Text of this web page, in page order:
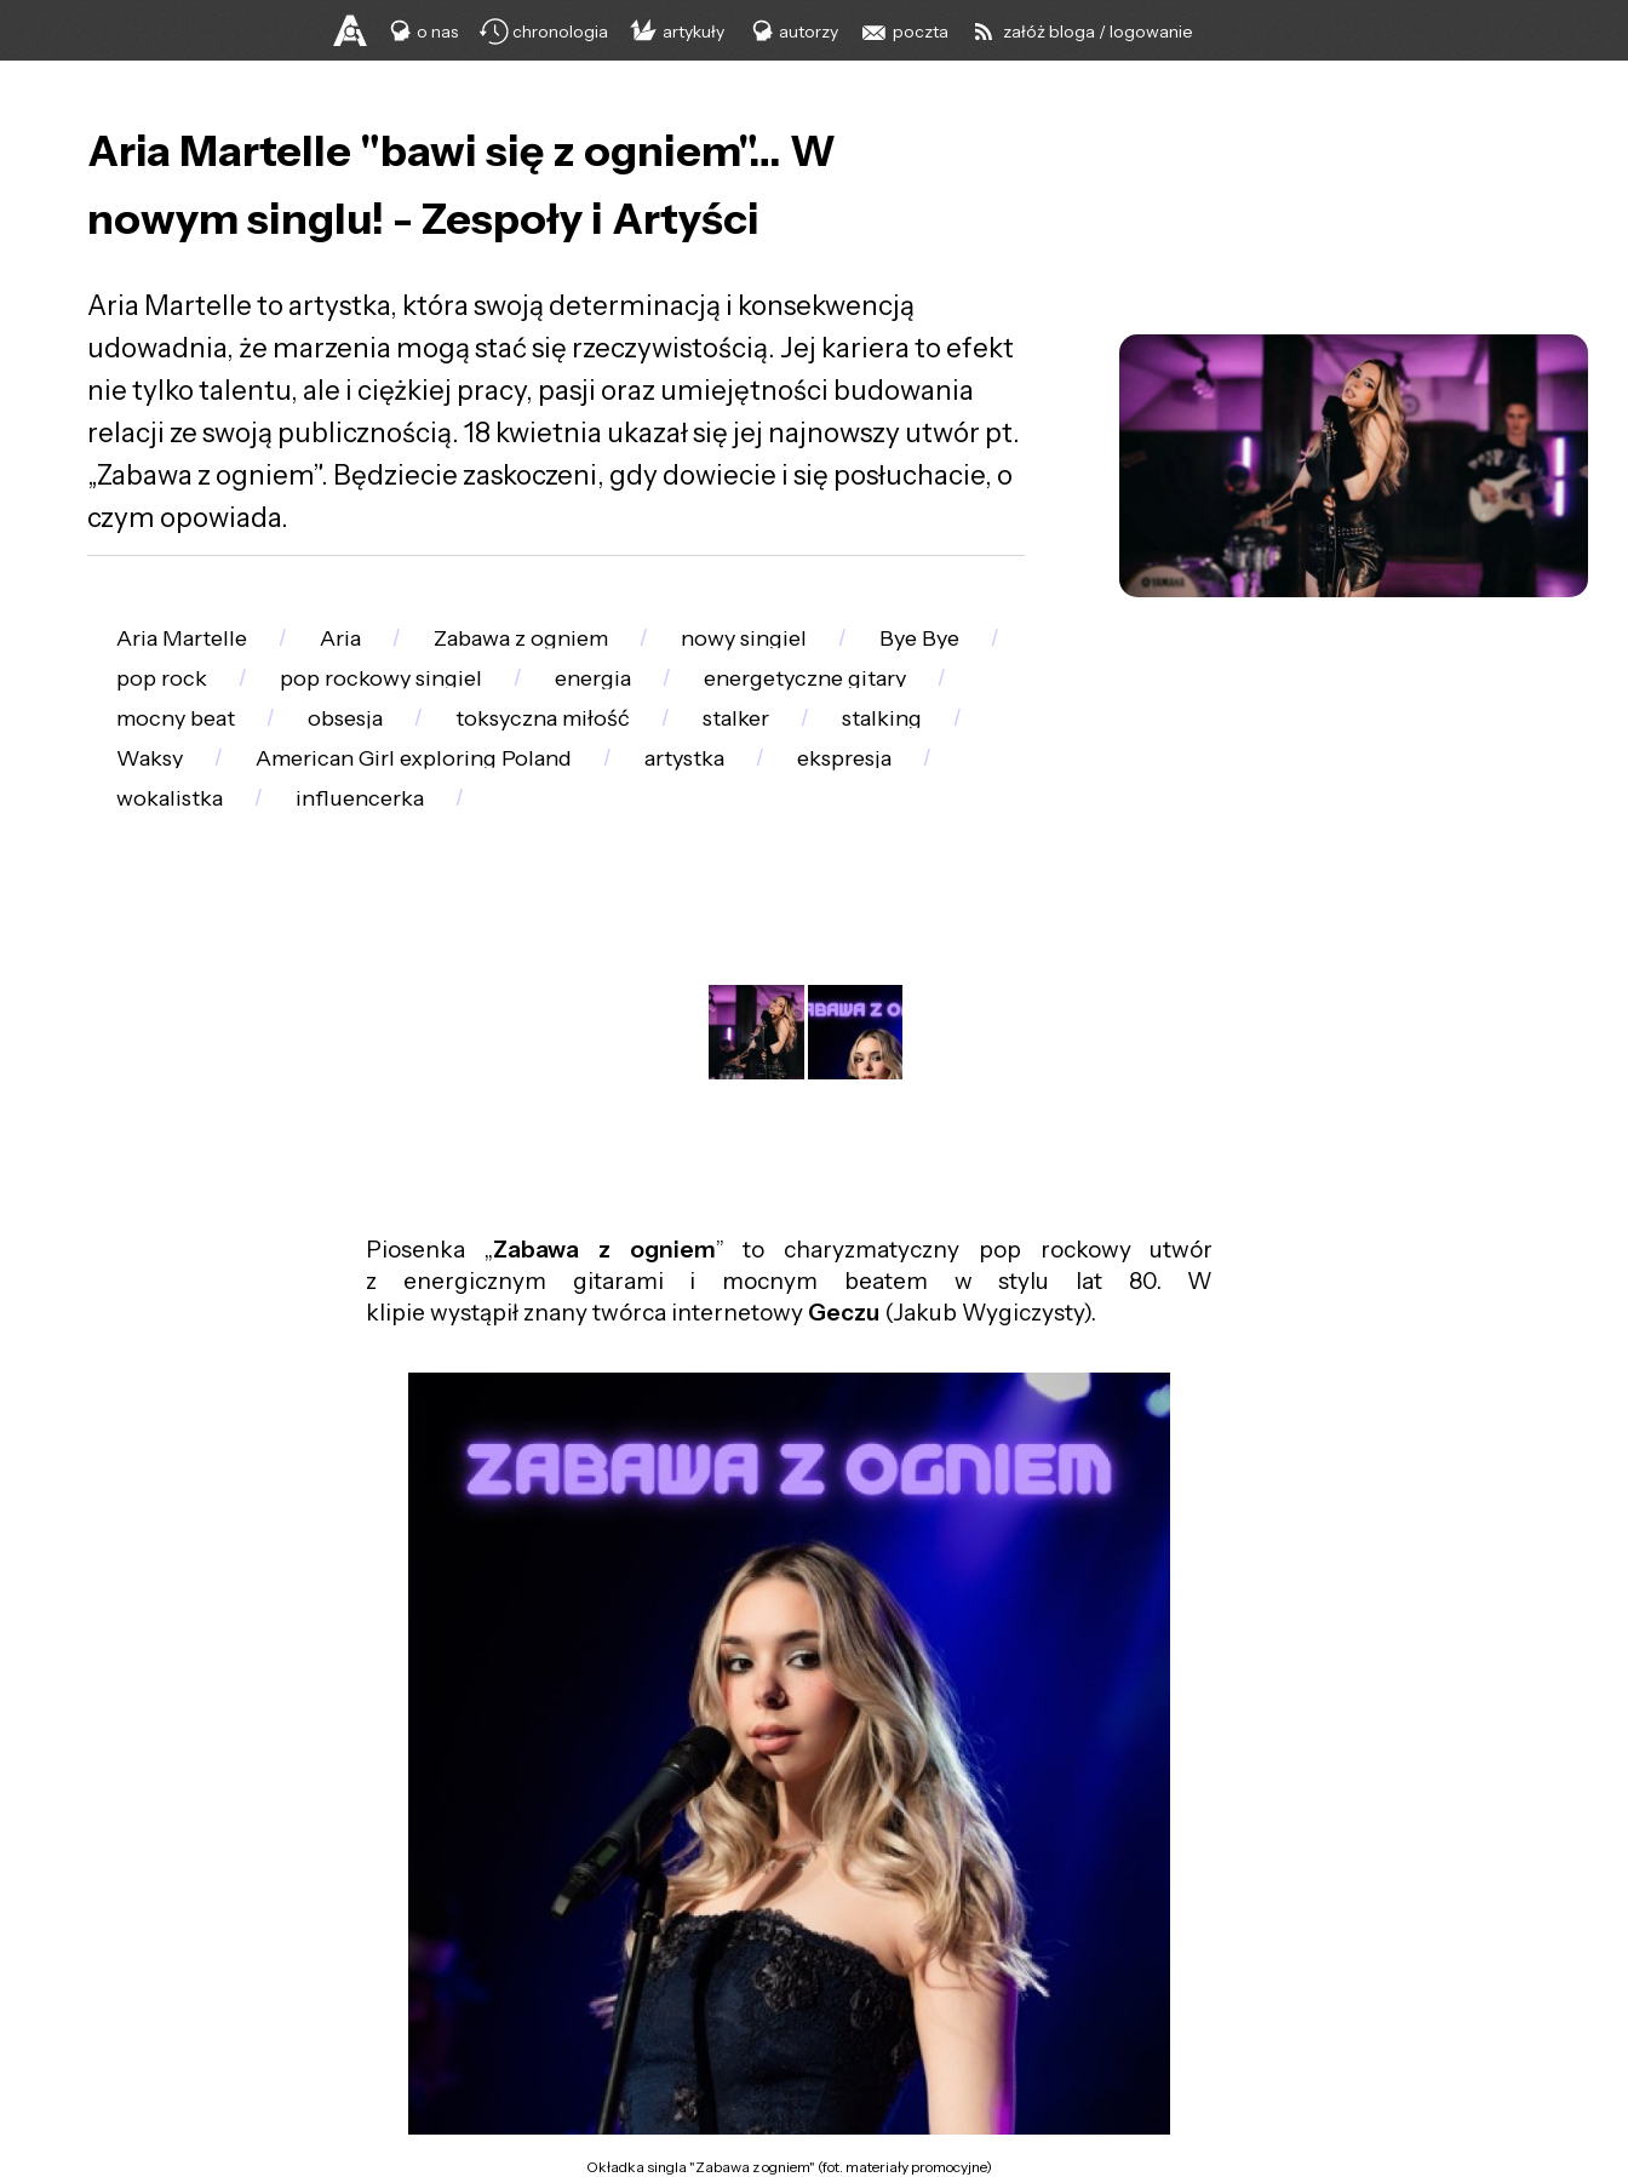
o nas chronologia artykuły autorzy poczta załóż bloga / logowanie
Aria Martelle "bawi się z ogniem"… W
nowym singlu! - Zespoły i Artyści
Aria Martelle to artystka, która swoją determinacją i konsekwencją
udowadnia, że marzenia mogą stać się rzeczywistością. Jej kariera to efekt
nie tylko talentu, ale i ciężkiej pracy, pasji oraz umiejętności budowania
relacji ze swoją publicznością. 18 kwietnia ukazał się jej najnowszy utwór pt.
„Zabawa z ogniem”. Będziecie zaskoczeni, gdy dowiecie i się posłuchacie, o
czym opowiada.
Aria Martelle Aria Zabawa z ogniem nowy singiel
Bye Bye
pop rock
pop rockowy singiel energia
energetyczne gitary
mocny beat
obsesja toksyczna miłość stalker
stalking
Waksy
American Girl exploring Poland artystka
ekspresja
wokalistka
influencerka
Piosenka „Zabawa z ogniem” to charyzmatyczny pop rockowy utwór
z energicznym gitarami i mocnym beatem w stylu lat 80. W
klipie wystąpił znany twórca internetowy Geczu (Jakub Wygiczysty).
Okładka singla "Zabawa z ogniem" (fot. materiały promocyjne)